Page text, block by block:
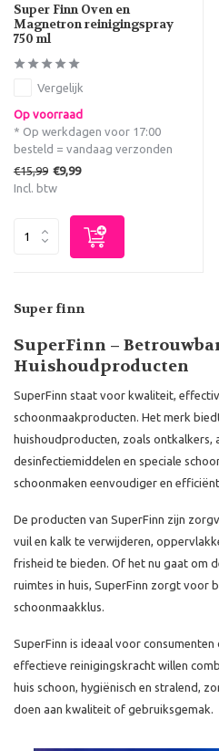
Super Finn Oven en
Magnetron reinigingspray
750 ml
Vergelijk
Op voorraad
* Op werkdagen voor 17:00
besteld = vandaag verzonden
€15,99 €9,99
Incl. btw
Super finn
SuperFinn –
Huishoudproducten
SuperFinn staat voor kwaliteit,
schoonmaakproducten. Het merk
huishoudproducten, zoals ontkalkers,
desinfectiemiddelen en speciale
schoonmaken eenvoudiger en
De producten van SuperFinn zijn
vuil en kalk te verwijderen,
frisheid te bieden. Of het nu gaat om
ruimtes in huis, SuperFinn zorgt voor
schoonmaakklus.
SuperFinn is ideaal voor
effectieve reinigingskracht willen
huis schoon, hygiënisch en stralend,
doen aan kwaliteit of gebruiksgemak.